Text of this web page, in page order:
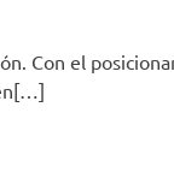
Con el